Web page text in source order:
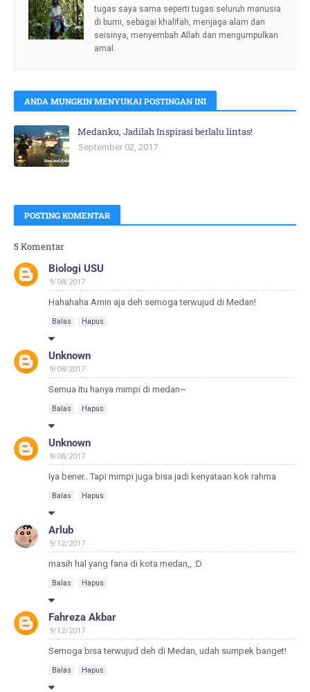
tugas saya sama seperti tugas seluruh manusia
di bumi, sebagai khalifah, menjaga alam dan
seisinya, menyembah Allah dan mengumpulkan
amal.
ANDA MUNGKIN MENYUKAI POSTINGAN INI
Medanku, Jadilah Inspirasi berlalu lintas!
September 02, 2017
POSTING KOMENTAR
5 Komentar
Biologi USU
9/08/2017
Hahahaha Amin aja deh semoga terwujud di Medan!
Balas Hapus
Unknown
9/08/2017
Semua itu hanya mimpi di medan~
Balas Hapus
Unknown
9/08/2017
Iya bener.. Tapi mimpi juga bisa jadi kenyataan kok rahma
Balas Hapus
Arlub
9/12/2017
masih hal yang fana di kota medan,, :D
Balas Hapus
Fahreza Akbar
9/12/2017
Semoga bisa terwujud deh di Medan, udah sumpek banget!
Balas Hapus